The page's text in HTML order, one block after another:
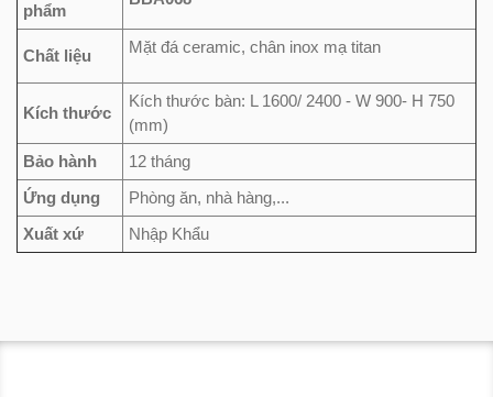
phẩm
Chất liệu Mặt đá ceramic, chân inox mạ titan
Kích thước
Kích thước bàn: L 1600/ 2400 - W 900- H 750
(mm)
Bảo hành
12 tháng
Ứng dụng
Phòng ăn, nhà hàng,...
Xuất xứ
Nhập Khẩu